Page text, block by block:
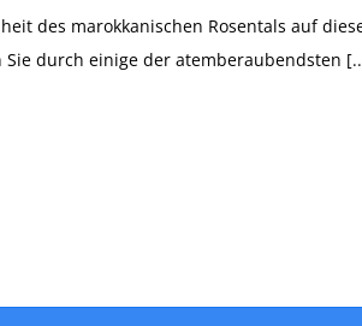
des marokkanischen Rosentals auf
durch einige der atemberaubendsten